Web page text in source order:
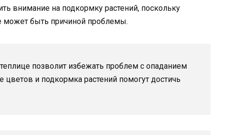
внимание на подкормку растений, поскольку
может быть причиной проблемы.
позволит избежать проблем с опаданием
и подкормка растений помогут достичь